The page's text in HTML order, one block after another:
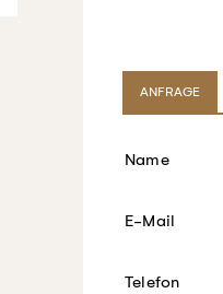
ANFRAGE
Name
E-Mail
Telefon